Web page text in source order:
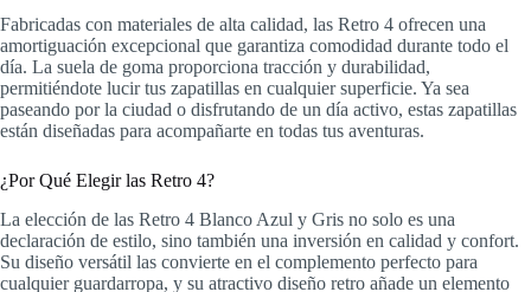
Fabricadas con materiales de alta calidad, las Retro 4 ofrecen una
amortiguación excepcional que garantiza comodidad durante todo el
día. La suela de goma proporciona tracción y durabilidad,
permitiéndote lucir tus zapatillas en cualquier superficie. Ya sea
paseando por la ciudad o disfrutando de un día activo, estas zapatillas
están diseñadas para acompañarte en todas tus aventuras.
¿Por Qué Elegir las Retro 4?
La elección de las Retro 4 Blanco Azul y Gris no solo es una
declaración de estilo, sino también una inversión en calidad y confort.
Su diseño versátil las convierte en el complemento perfecto para
cualquier guardarropa, y su atractivo diseño retro añade un elemento